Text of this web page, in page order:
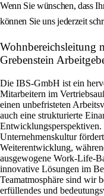
Wenn Sie wünschen, dass
können Sie uns jederzeit
Wohnbereichsleitung
Grebenstein
Die IBS-GmbH ist ein
Mitarbeitern im
einen unbefristeten
auch eine strukturierte
Unternehmenskultur
Weiterentwicklung,
ausgewogene Work-Life-
innovative Lösungen im
Teamatmosphäre sind wir
erfüllendes und